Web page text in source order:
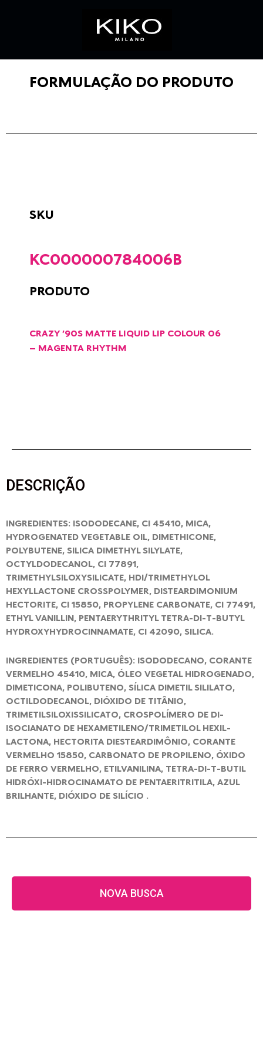
FORMULAÇÃO DO PRODUTO
SKU
KC000000784006B
PRODUTO
CRAZY ’90S MATTE LIQUID LIP COLOUR 06
– MAGENTA RHYTHM
DESCRIÇÃO
INGREDIENTES: ISODODECANE, CI 45410, MICA,
HYDROGENATED VEGETABLE OIL, DIMETHICONE,
POLYBUTENE, SILICA DIMETHYL SILYLATE,
OCTYLDODECANOL, CI 77891,
TRIMETHYLSILOXYSILICATE, HDI/TRIMETHYLOL
HEXYLLACTONE CROSSPOLYMER, DISTEARDIMONIUM
HECTORITE, CI 15850, PROPYLENE CARBONATE, CI 77491,
ETHYL VANILLIN, PENTAERYTHRITYL TETRA-DI-T-BUTYL
HYDROXYHYDROCINNAMATE, CI 42090, SILICA.
INGREDIENTES (PORTUGUÊS): ISODODECANO, CORANTE
VERMELHO 45410, MICA, ÓLEO VEGETAL HIDROGENADO,
DIMETICONA, POLIBUTENO, SÍLICA DIMETIL SILILATO,
OCTILDODECANOL, DIÓXIDO DE TITÂNIO,
TRIMETILSILOXISSILICATO, CROSPOLÍMERO DE DI-
ISOCIANATO DE HEXAMETILENO/TRIMETILOL HEXIL-
LACTONA, HECTORITA DIESTEARDIMÔNIO, CORANTE
VERMELHO 15850, CARBONATO DE PROPILENO, ÓXIDO
DE FERRO VERMELHO, ETILVANILINA, TETRA-DI-T-BUTIL
HIDRÓXI-HIDROCINAMATO DE PENTAERITRITILA, AZUL
BRILHANTE, DIÓXIDO DE SILÍCIO .
NOVA BUSCA